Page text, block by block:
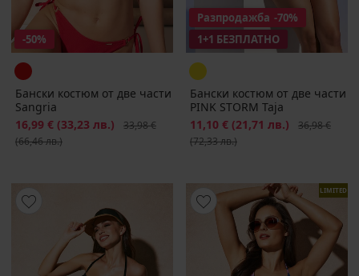
-50%
Бански костюм от две части
Sangria
Намаление
16,99 € (33,23 лв.) Първоначална цена
33,98 €
(66,46 лв.)
Разпродажба -70%
1+1 БЕЗПЛАТНО
Бански костюм от две части
PINK STORM Tajа
Намаление
11,10 € (21,71 лв.)
36,98 €
(72,33 лв.)
LIMITED